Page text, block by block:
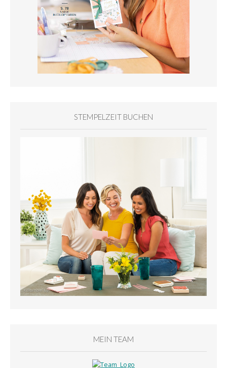
STEMPELZEIT BUCHEN
MEIN TEAM